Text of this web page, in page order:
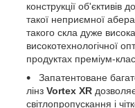
конструкції об'єктивів
такої неприємної
такого скла дуже
високотехнологічної
продуктах преміум-
Запатентоване
лінз Vortex XR
світлопропускання і